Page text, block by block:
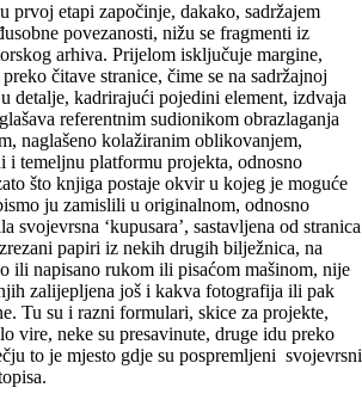
prvoj etapi započinje, dakako, sadržajem
povezanosti, nižu se fragmenti iz
arhiva. Prijelom isključuje margine,
čitave stranice, čime se na sadržajnoj
detalje, kadrirajući pojedini element, izdvaja
referentnim sudionikom obrazlaganja
naglašeno kolažiranim oblikovanjem,
i temeljnu platformu projekta, odnosno
što knjiga postaje okvir u kojeg je moguće
ju zamislili u originalnom, odnosno
svojevrsna ‘kupusara’, sastavljena od stranica
papiri iz nekih drugih bilježnica, na
ili napisano rukom ili pisaćom mašinom, nije
zalijepljena još i kakva fotografija ili pak
Tu su i razni formulari, skice za projekte,
vire, neke su presavinute, druge idu preko
to je mjesto gdje su pospremljeni svojevrsni